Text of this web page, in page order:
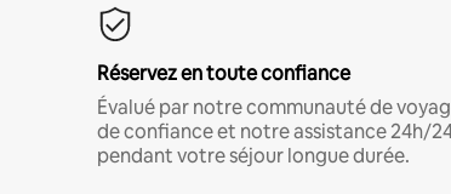
Réservez en toute confiance
Évalué par notre communauté de
de confiance et notre assistance 24h/
pendant votre séjour longue durée.